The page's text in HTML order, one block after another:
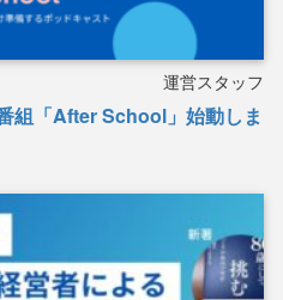
運営スタッフ
組「After School」始動しま